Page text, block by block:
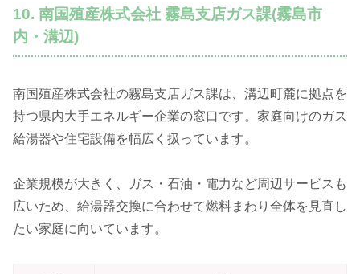
10. 南国殖産株式会社 霧島支店ガス課(霧島市
内・溝辺)
南国殖産株式会社の霧島支店ガス課は、溝辺町麓に拠点を
持つ県内大手エネルギー企業の窓口です。家庭向けのガス
給湯器や住宅設備を幅広く扱っています。
企業規模が大きく、ガス・石油・電力など周辺サービスも
広いため、給湯器交換に合わせて燃料まわり全体を見直し
たい家庭に向いています。